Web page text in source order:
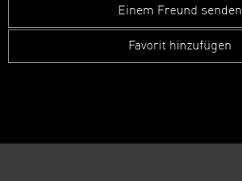
Einem Freund senden
Favorit hinzufügen